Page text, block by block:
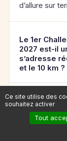
d’allure sur
Le 1er
2027 est-il
s’adresse
et le 10 km ?
Quel plan
stratégie
semi-
Challenge
Ce site utilise des
souhaitez activer
Tout